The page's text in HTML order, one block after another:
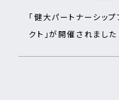
「健大パートナーシッ
クト」が開催されました